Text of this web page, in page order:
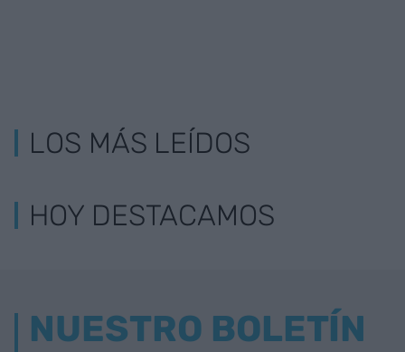
LOS MÁS LEÍDOS
HOY DESTACAMOS
NUESTRO BOLETÍN